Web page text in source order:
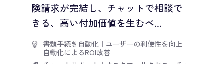
険請求が完結し、チャットで相談で
きる、高い付加価値を生むペ...
書類手続き自動化｜ ユーザーの利便性を向上 ｜
自動化によるROI改善